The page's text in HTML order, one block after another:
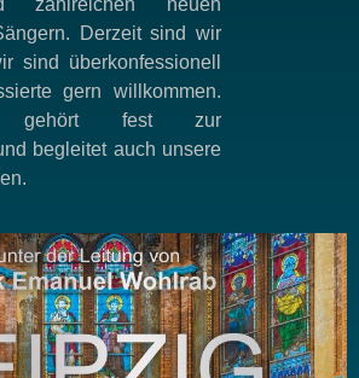
zahlreichen neuen
Derzeit sind wir
sind überkonfessionell
gern willkommen.
gehört fest zur
begleitet auch unsere